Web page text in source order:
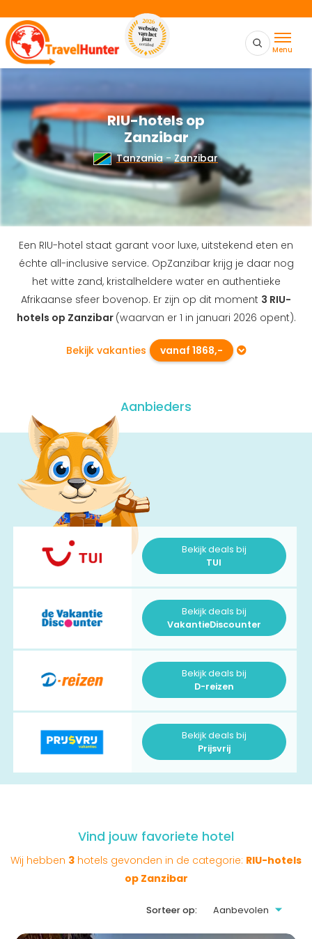
Menu
RIU-hotels op
Zanzibar
Tanzania-Zanzibar
Een RIU-hotel staat garant voor luxe, uitstekend eten en
échte all-inclusive service. OpZanzibar krijg je daar nog
het witte zand, kristalheldere water en authentieke
Afrikaanse sfeer bovenop. Er zijn op dit moment 3 RIU-
hotels op Zanzibar (waarvan er 1 in januari 2026 opent).
Bekijk vakanties vanaf 1868,-
Aanbieders
Bekijk deals bij
TUI
Bekijk deals bij
VakantieDiscounter
Bekijk deals bij
D-reizen
Bekijk deals bij
Prijsvrij
Vind jouw favoriete hotel
Wij hebben 3 hotels gevonden in de categorie: RIU-hotels
op Zanzibar
Sorteer op: